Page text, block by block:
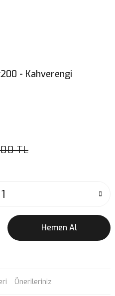
- Kahverengi
TL
Hemen Al
Önerileriniz